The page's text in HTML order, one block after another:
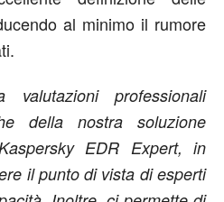
al minimo il rumore
valutazioni professionali
della nostra soluzione
EDR Expert, in
il punto di vista di esperti